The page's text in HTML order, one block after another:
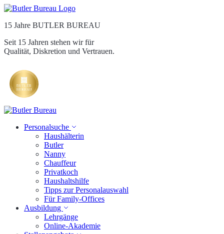
15 Jahre BUTLER BUREAU
Seit 15 Jahren stehen wir für
Qualität, Diskretion und Vertrauen.
Personalsuche
Haushälterin
Butler
Nanny
Chauffeur
Privatkoch
Haushaltshilfe
Tipps zur Personalauswahl
Für Family-Offices
Ausbildung
Lehrgänge
Online-Akademie